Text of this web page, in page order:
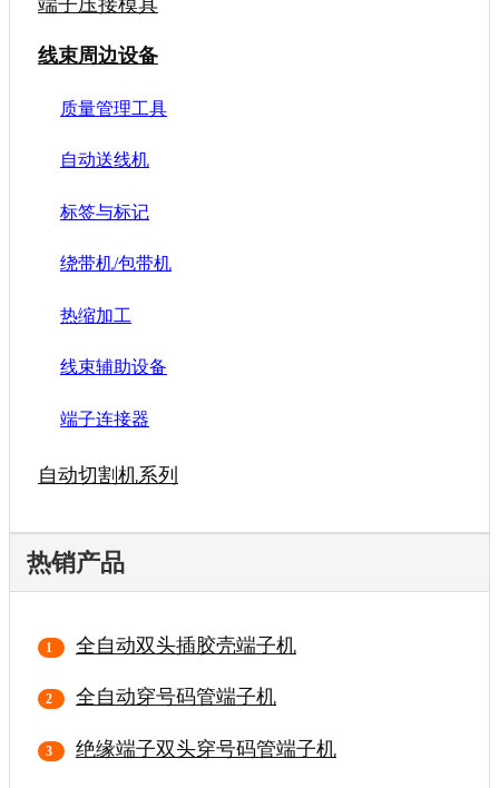
线束周边设备
质量管理工具
自动送线机
标签与标记
绕带机/包带机
热缩加工
线束辅助设备
端子连接器
自动切割机系列
热销产品
全自动双头插胶壳端子机
全自动穿号码管端子机
绝缘端子双头穿号码管端子机